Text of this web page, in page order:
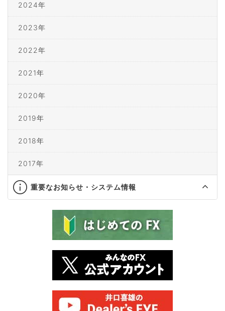
2024年
2023年
2022年
2021年
2020年
2019年
2018年
2017年
重要なお知らせ・システム情報